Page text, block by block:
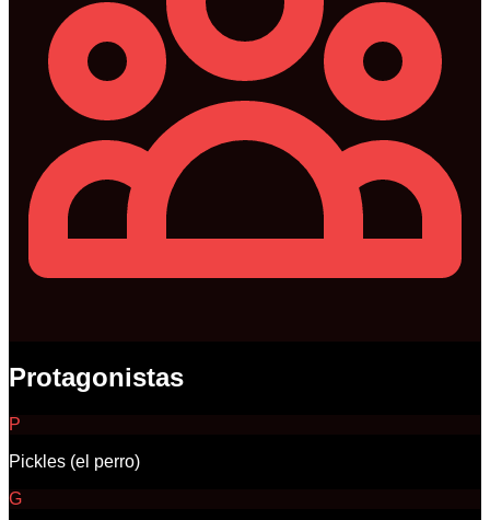
Protagonistas
P
Pickles (el perro)
G